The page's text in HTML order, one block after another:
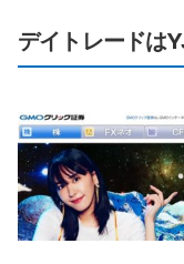
デイトレードは